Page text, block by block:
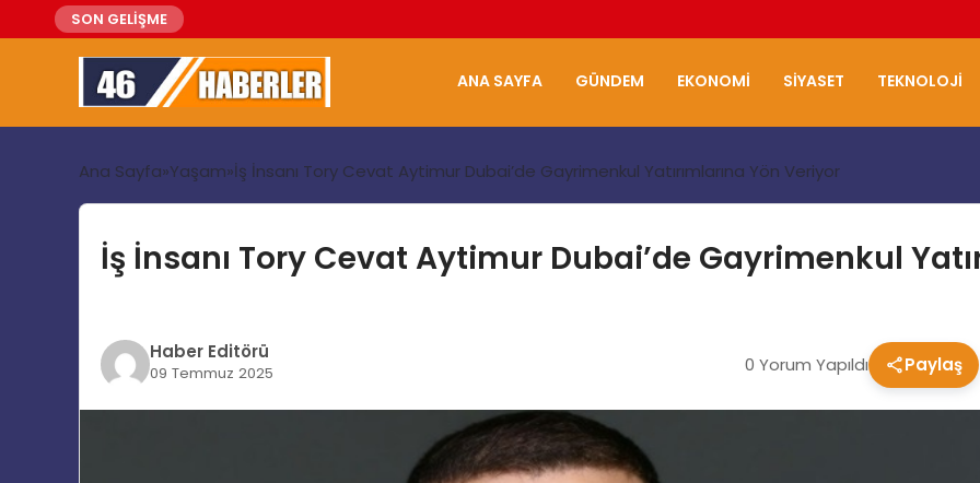
SON GELİŞME
ANA SAYFA GÜNDEM EKONOMI SIYASET TEKNOLOJI
Ana Sayfa Yaşam İş İnsanı Tory Cevat Aytimur Dubai’de Gayrimenkul Yatırımlarına Yön Veriyor
İş İnsanı Tory Cevat Aytimur Dubai’de Gayrimenkul
Haber Editörü
09 Temmuz 2025 0 Yorum Yapıldı Paylaş